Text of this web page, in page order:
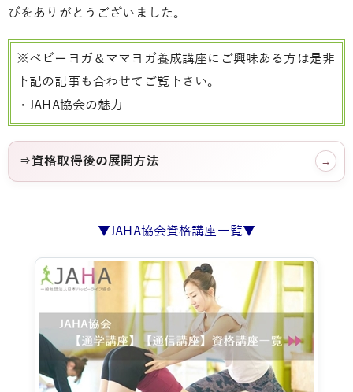
びをありがとうございました。
※ベビーヨガ＆ママヨガ養成講座にご興味ある方は是非
下記の記事も合わせてご覧下さい。
・JAHA協会の魅力
⇒資格取得後の展開方法 →
▼JAHA協会資格講座一覧▼